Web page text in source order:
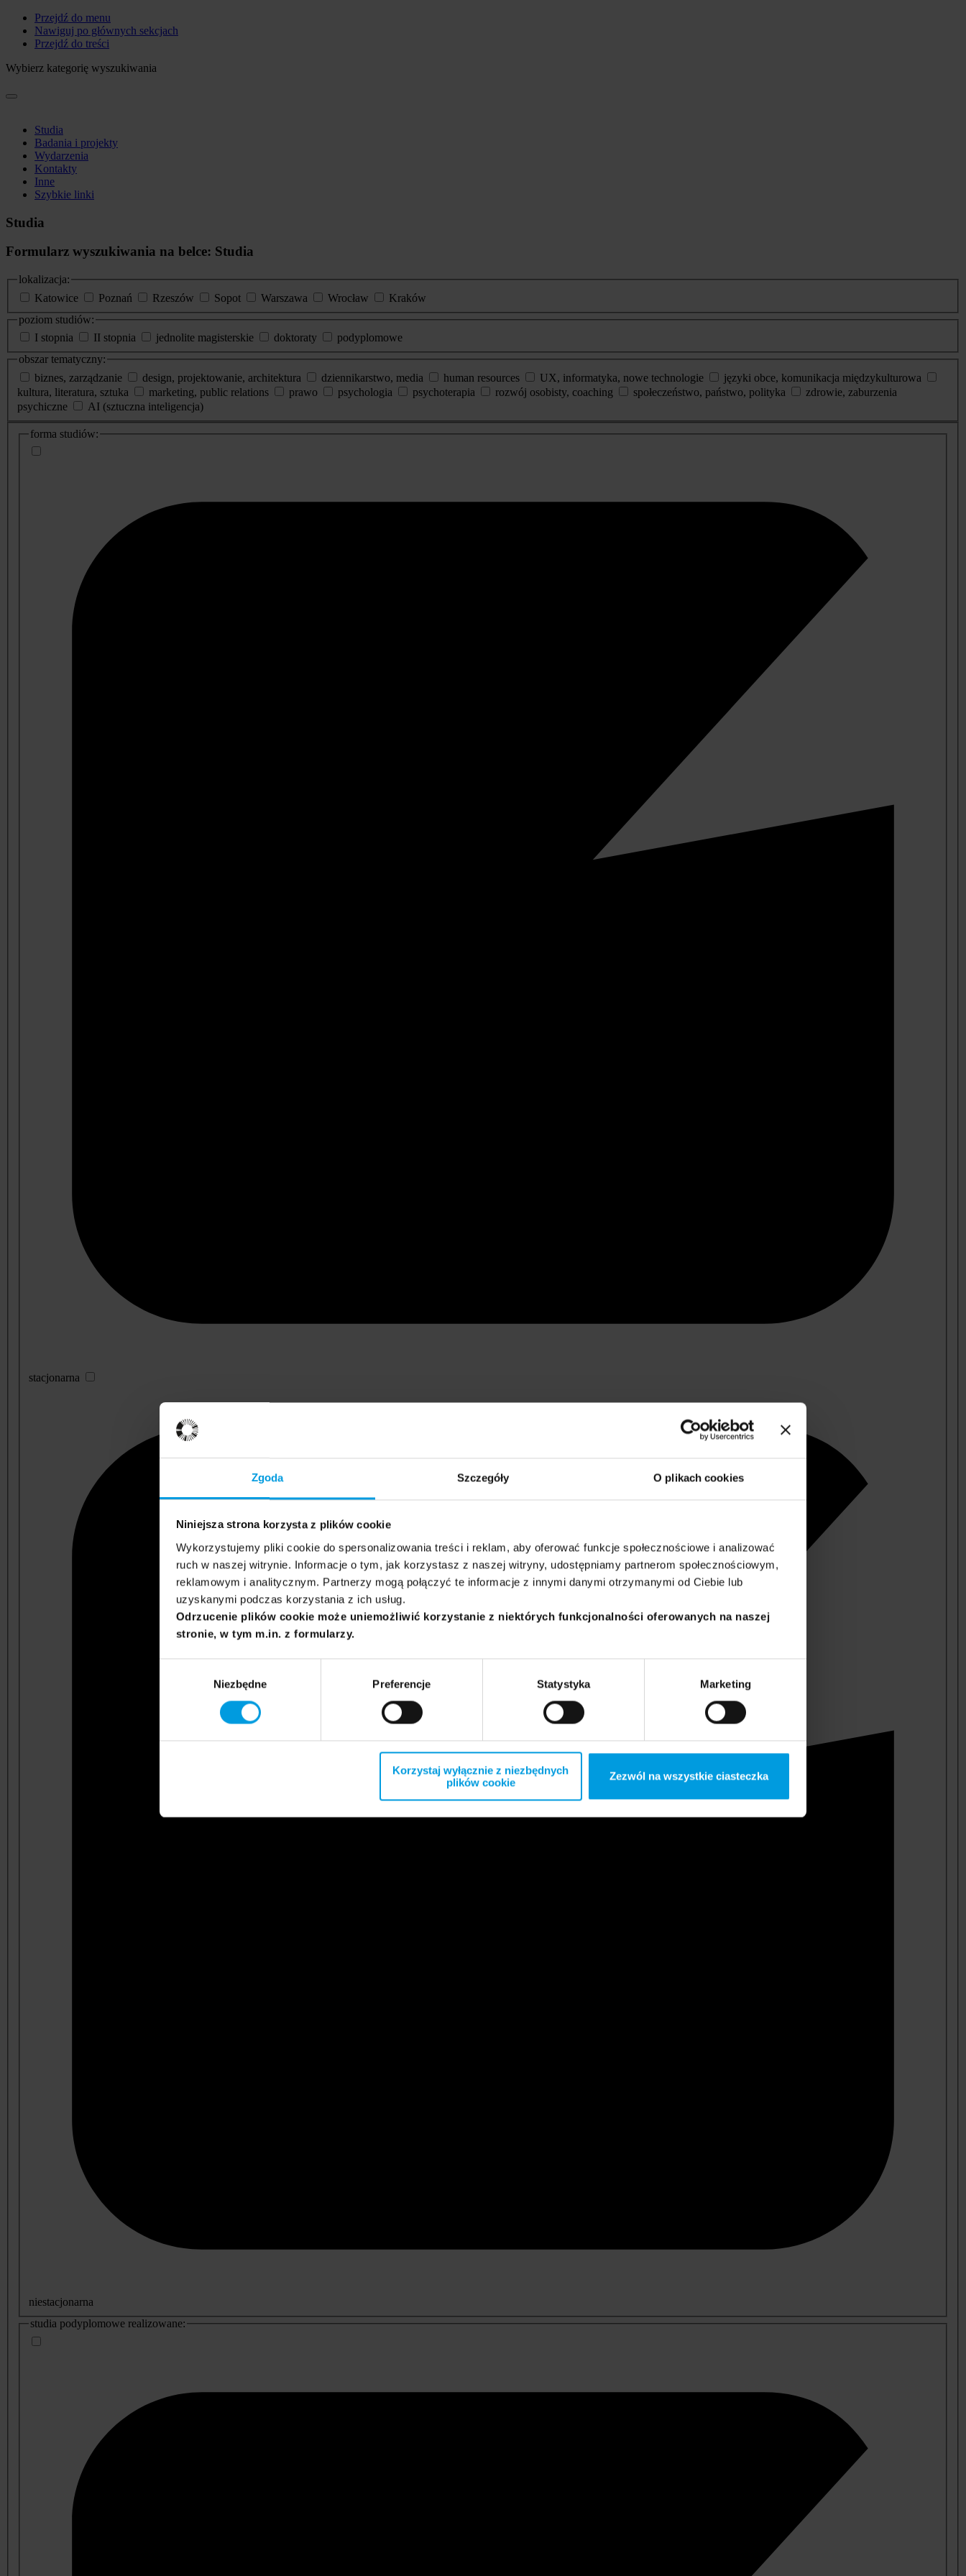
Zgoda Szczegóły O plikach cookies
Niniejsza strona korzysta z plików cookie
Wykorzystujemy pliki cookie do spersonalizowania treści i reklam, aby oferować funkcje społecznościowe i analizować
ruch w naszej witrynie. Informacje o tym, jak korzystasz z naszej witryny, udostępniamy partnerom społecznościowym,
reklamowym i analitycznym. Partnerzy mogą połączyć te informacje z innymi danymi otrzymanymi od Ciebie lub
uzyskanymi podczas korzystania z ich usług.
Odrzucenie plików cookie może uniemożliwić korzystanie z niektórych funkcjonalności oferowanych na naszej
stronie, w tym m.in. z formularzy.
Niezbędne Preferencje Statystyka Marketing
Korzystaj wyłącznie z niezbędnych
plików cookie
Zezwól na wszystkie ciasteczka
Przejdź do menu
Nawiguj po głównych sekcjach
Przejdź do treści
Wybierz kategorię wyszukiwania
Studia
Badania i projekty
Wydarzenia
Kontakty
Inne
Szybkie linki
Studia
Formularz wyszukiwania na belce: Studia
lokalizacja:
Katowice
Poznań Rzeszów Sopot Warszawa Wrocław
Kraków
poziom studiów:
I stopnia
II stopnia jednolite magisterskie doktoraty
podyplomowe
obszar tematyczny:
biznes, zarządzanie
design, projektowanie, architektura dziennikarstwo, media human resources UX, informatyka, nowe technologie
języki obce, komunikacja międzykulturowa
kultura, literatura, sztuka
marketing, public relations prawo psychologia psychoterapia rozwój osobisty, coaching społeczeństwo, państwo, polityka
zdrowie, zaburzenia
psychiczne
AI (sztuczna inteligencja)
dodatkowe
informacje
forma studiów:
stacjonarna
niestacjonarna
studia podyplomowe realizowane: